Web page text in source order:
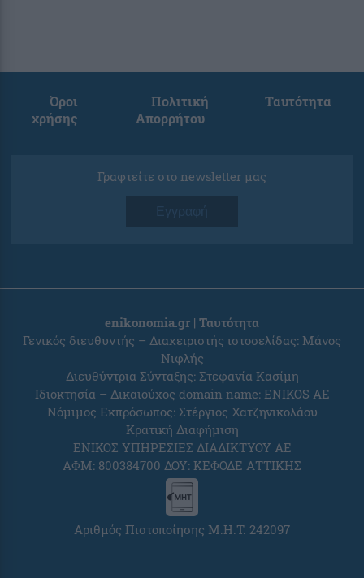
Όροι
χρήσης
Πολιτική
Απορρήτου
Ταυτότητα
Γραφτείτε στο newsletter μας
Εγγραφή
enikonomia.gr | Ταυτότητα
Γενικός διευθυντής – Διαχειριστής ιστοσελίδας: Μάνος
Νιφλής
Διευθύντρια Σύνταξης: Στεφανία Κασίμη
Ιδιοκτησία – Δικαιούχος domain name: ENIKOS AE
Νόμιμος Εκπρόσωπος: Στέργιος Χατζηνικολάου
Κρατική Διαφήμιση
ΕΝΙΚΟΣ ΥΠΗΡΕΣΙΕΣ ΔΙΑΔΙΚΤΥΟΥ ΑΕ
ΑΦΜ: 800384700 ΔΟΥ: ΚΕΦΟΔΕ ΑΤΤΙΚΗΣ
Αριθμός Πιστοποίησης Μ.Η.Τ. 242097